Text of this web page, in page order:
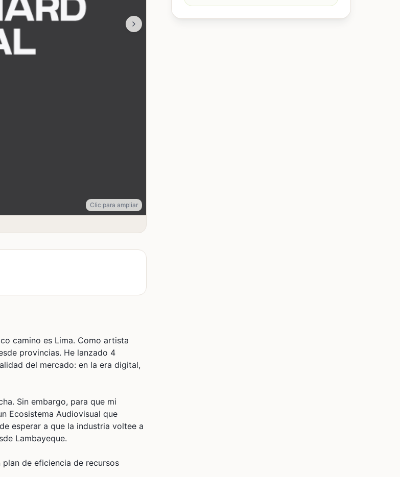
Clic para ampliar
camino es Lima. Como artista
provincias. He lanzado 4
del mercado: en la era digital,
Sin embargo, para que mi
Ecosistema Audiovisual que
esperar a que la industria voltee a
Lambayeque.
de eficiencia de recursos